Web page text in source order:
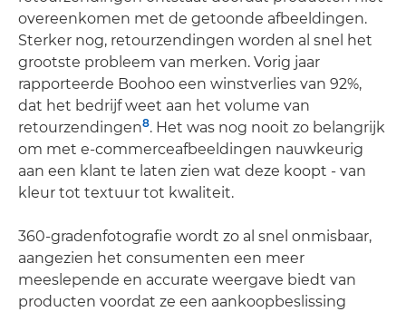
overeenkomen met de getoonde afbeeldingen.
Sterker nog, retourzendingen worden al snel het
grootste probleem van merken. Vorig jaar
rapporteerde Boohoo een winstverlies van 92%,
dat het bedrijf weet aan het volume van
retourzendingen8. Het was nog nooit zo belangrijk
om met e-commerceafbeeldingen nauwkeurig
aan een klant te laten zien wat deze koopt - van
kleur tot textuur tot kwaliteit.
360-gradenfotografie wordt zo al snel onmisbaar,
aangezien het consumenten een meer
meeslepende en accurate weergave biedt van
producten voordat ze een aankoopbeslissing